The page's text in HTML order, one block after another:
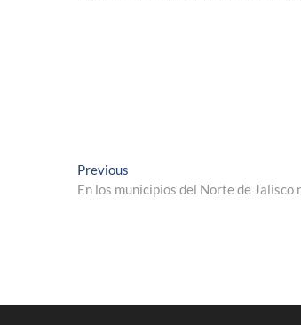
Navegación
de
Previous
post:
En los municipios del Norte de Jalisco